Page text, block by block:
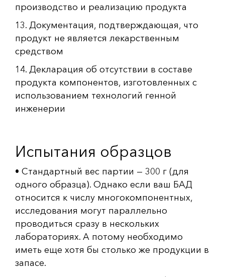
производство и реализацию продукта
13. Документация, подтверждающая, что
продукт не является лекарственным
средством
14. Декларация об отсутствии в составе
продукта компонентов, изготовленных с
использованием технологий генной
инженерии
Испытания образцов
• Стандартный вес партии — 300 г (для
одного образца). Однако если ваш БАД
относится к числу многокомпонентных,
исследования могут параллельно
проводиться сразу в нескольких
лабораториях. А потому необходимо
иметь еще хотя бы столько же продукции в
запасе.